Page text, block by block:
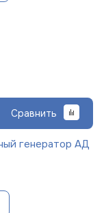
Сравнить
генератор АД